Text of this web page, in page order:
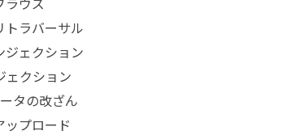
ラウズ
トラバーサル
ジェクション
ェクション
タの改ざん
ップロード